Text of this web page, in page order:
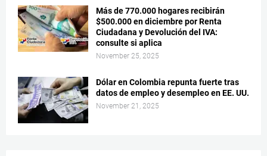
Más de 770.000 hogares recibirán
$500.000 en diciembre por Renta
Ciudadana y Devolución del IVA:
consulte si aplica
November 25, 2025
Dólar en Colombia repunta fuerte tras
datos de empleo y desempleo en EE. UU.
November 21, 2025